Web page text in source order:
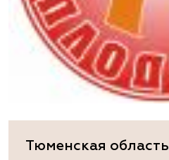
Тюменская область